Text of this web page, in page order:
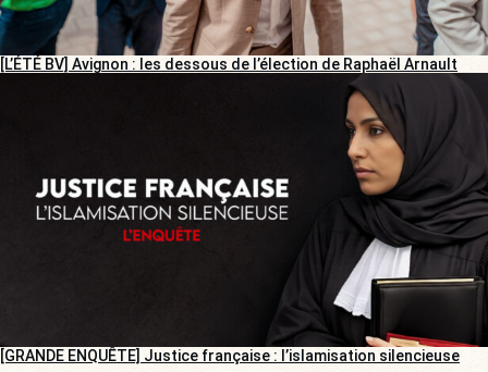
[L’ÉTÉ BV] Avignon : les dessous de l’élection de Raphaël Arnault
[GRANDE ENQUÊTE] Justice française : l’islamisation silencieuse